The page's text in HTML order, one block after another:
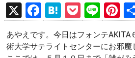
X
F
a
ce
H
at
e
P
o
ck
Li
n
e
Pi
nt
er
あやえです。今日はフォンテAKITA
術大学サテライトセンターにお邪魔